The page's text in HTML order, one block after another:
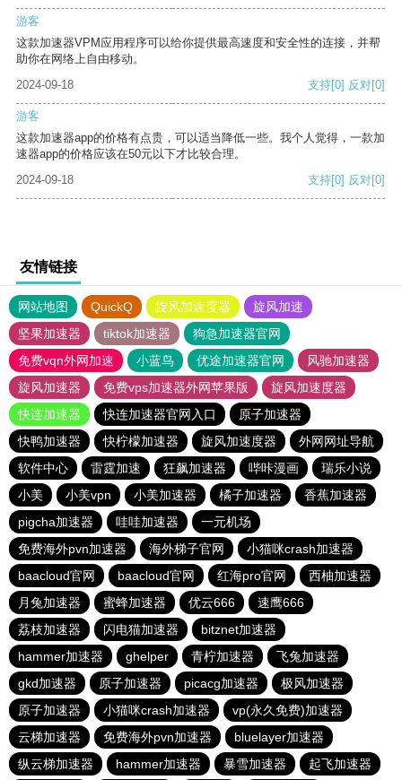
游客
这款加速器VPM应用程序可以给你提供最高速度和安全性的连接，并帮
助你在网络上自由移动。
2024-09-18
支持[0] 反对[0]
游客
这款加速器app的价格有点贵，可以适当降低一些。我个人觉得，一款加
速器app的价格应该在50元以下才比较合理。
2024-09-18
支持[0] 反对[0]
友情链接
网站地图 QuickQ 旋风加速度器
旋风加速
坚果加速器
tiktok加速器
狗急加速器官网
免费vqn外网加速
小蓝鸟 优途加速器官网
风驰加速器
旋风加速器
免费vps加速器外网苹果版
旋风加速度器
快连加速器
快连加速器官网入口
原子加速器
快鸭加速器
快柠檬加速器 旋风加速度器
外网网址导航
软件中心
雷霆加速 狂飙加速器 哔咔漫画
瑞乐小说
小美
小美vpn 小美加速器 橘子加速器
香蕉加速器
pigcha加速器
哇哇加速器
一元机场
免费海外pvn加速器
海外梯子官网
小猫咪crash加速器
baacloud官网
baacloud官网 红海pro官网
西柚加速器
月兔加速器
蜜蜂加速器 优云666
速鹰666
荔枝加速器
闪电猫加速器
bitznet加速器
hammer加速器
ghelper 青柠加速器
飞兔加速器
gkd加速器
原子加速器 picacg加速器
极风加速器
原子加速器
小猫咪crash加速器
vp(永久免费)加速器
云梯加速器
免费海外pvn加速器
bluelayer加速器
纵云梯加速器
hammer加速器 暴雪加速器 起飞加速器